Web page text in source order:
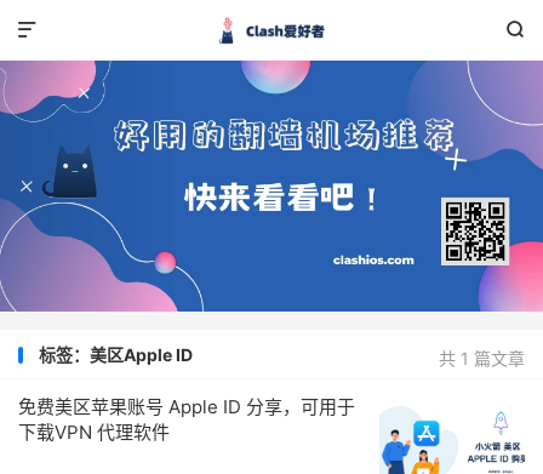


共 1 篇文章
标签：美区Apple ID
免费美区苹果账号 Apple ID 分享，可用于
下载VPN 代理软件